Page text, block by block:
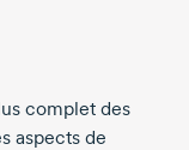
complet des
aspects de